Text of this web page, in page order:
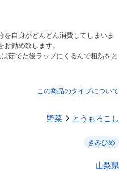
を自身がどんどん消費してしまいま
勧め致します。
茹でた後ラップにくるんで粗熱をと
この商品のタイプについて
野菜 とうもろこし
きみひめ
山梨県